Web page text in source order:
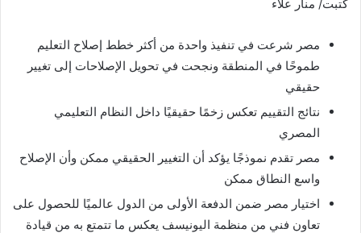
كتبت/ منار علاء
مصر شرعت في تنفيذ واحدة من أكثر خطط إصلاح التعليم
طموحًا في المنطقة ونجحت في تحويل الإصلاحات إلى تغيير
حقيقي
نتائج التقييم تعكس زخمًا حقيقيًا داخل النظام التعليمي
المصري
مصر تقدم نموذجًا يؤكد أن التغيير الحقيقي ممكن وأن الإصلاح
واسع النطاق ممكن
اختيار مصر ضمن الدفعة الأولى من الدول عالميًا للحصول على
تعاون فني من منظمة اليونيسف يعكس ما تتمتع به من قيادة